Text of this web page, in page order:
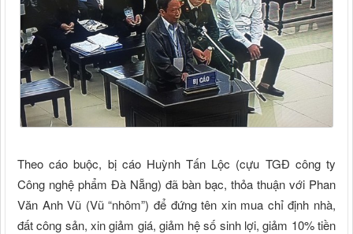
Theo cáo buộc, bị cáo Huỳnh Tấn Lộc (cựu TGĐ công ty
Công nghệ phẩm Đà Nẵng) đã bàn bạc, thỏa thuận với Phan
Văn Anh Vũ (Vũ “nhôm”) để đứng tên xin mua chỉ định nhà,
đất công sản, xin giảm giá, giảm hệ số sinh lợi, giảm 10% tiền